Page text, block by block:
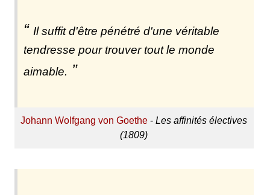
Il suffit d'être pénétré d'une véritable
tendresse pour trouver tout le monde
aimable.
Johann Wolfgang von Goethe -Les affinités électives
(1809)